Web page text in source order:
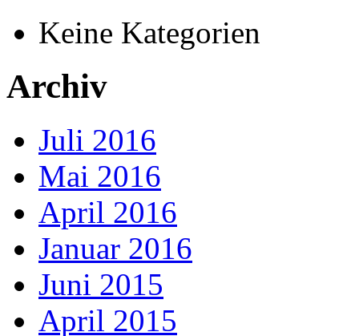
Keine Kategorien
Archiv
Juli 2016
Mai 2016
April 2016
Januar 2016
Juni 2015
April 2015